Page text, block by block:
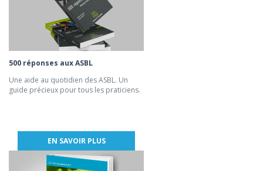
500 réponses aux ASBL
Une aide au quotidien des ASBL. Un
guide précieux pour tous les praticiens.
EN SAVOIR PLUS